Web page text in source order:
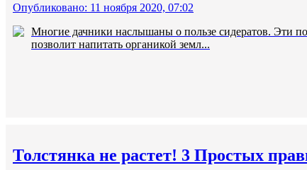
Опубликовано: 11 ноября 2020, 07:02
Многие дачники наслышаны о пользе сидератов. Эти
позволит напитать органикой земл...
Толстянка не растет! 3 Простых